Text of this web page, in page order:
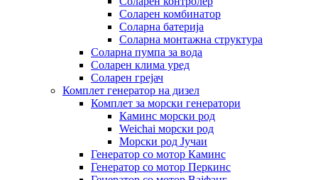
Соларен комбинатор
Соларна батерија
Соларна монтажна структура
Соларна пумпа за вода
Соларен клима уред
Соларен грејач
Комплет генератор на дизел
Комплет за морски генератори
Каминс морски род
Weichai морски род
Морски род Јучаи
Генератор со мотор Каминс
Генератор со мотор Перкинс